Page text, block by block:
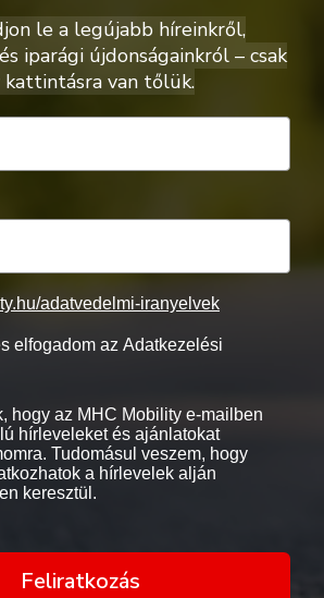
le a legújabb híreinkről,
iparági újdonságainkról – csak
kattintásra van tőlük.
adatvedelmi-iranyelvek
elfogadom az Adatkezelési
hogy az MHC Mobility e-mailben
hírleveleket és ajánlatokat
Tudomásul veszem, hogy
a hírlevelek alján
keresztül.
Feliratkozás